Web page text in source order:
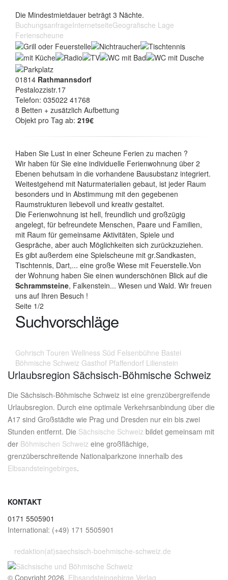
Die Mindestmietdauer beträgt 3 Nächte.
BuchungsanfrageInternetseiteGeografische Lage
Ferienscheune
01814 Rathmannsdorf
Pestalozzistr.17
Telefon: 035022 41768
8 Betten + zusätzlich Aufbettung
Objekt pro Tag ab: 219€
Haben Sie Lust in einer Scheune Ferien zu machen ?
Wir haben für Sie eine individuelle Ferienwohnung über 2
Ebenen behutsam in die vorhandene Bausubstanz integriert.
Weitestgehend mit Naturmaterialien gebaut, ist jeder Raum
besonders und in Abstimmung mit den gegebenen
Raumstrukturen liebevoll und kreativ gestaltet.
Die Ferienwohnung ist hell, freundlich und großzügig
angelegt, für befreundete Menschen, Paare und Familien,
mit Raum für gemeinsame Aktivitäten, Spiele und
Gespräche, aber auch Möglichkeiten sich zurückzuziehen.
Es gibt außerdem eine Spielscheune mit gr.Sandkasten,
Tischtennis, Dart,... eine große Wiese mit Feuerstelle.Von
der Wohnung haben Sie einen wunderschönen Blick auf die
Schrammsteine, Falkenstein... Wiesen und Wald. Wir freuen
uns auf Ihren Besuch !
Seite 1/2
Suchvorschläge
Gohrisch Touren Wellness Süd Felsenbühne Bastei
Böhmische Schweiz Gasthof Pfaffendorf Lilienstein
Urlaubsregion Sächsisch-Böhmische Schweiz
Die Sächsisch-Böhmische Schweiz ist eine grenzübergreifende
Urlaubsregion. Durch eine optimale Verkehrsanbindung über die
A17 sind Großstädte wie Prag und Dresden nur ein bis zwei
Stunden entfernt. Die Sächsische Schweiz bildet gemeinsam mit
der Böhmischen Schweiz eine großflächige,
grenzüberschreitende Nationalparkzone innerhalb des
Elbsandsteingebirges.
KONTAKT
0171 5505901
International: (+49) 171 5505901
redaktion(at)saechsisch-boehmische-schweiz.de
© Copyright 2026, Elbsandsteingebirge Verlag